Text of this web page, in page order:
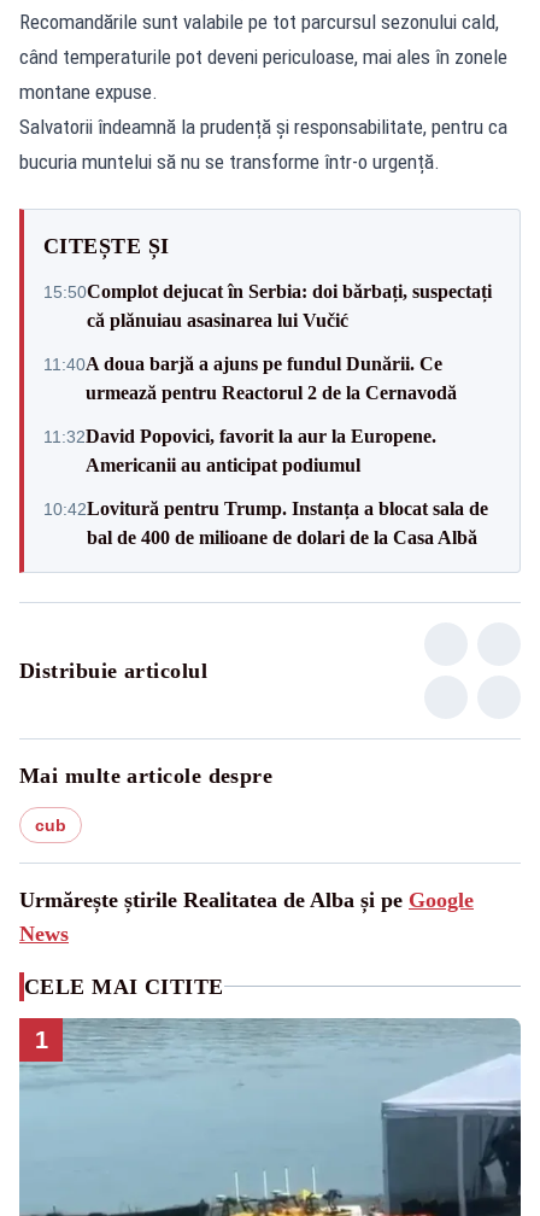
Recomandările sunt valabile pe tot parcursul sezonului cald,
când temperaturile pot deveni periculoase, mai ales în zonele
montane expuse.
Salvatorii îndeamnă la prudență și responsabilitate, pentru ca
bucuria muntelui să nu se transforme într-o urgență.
CITEȘTE ȘI
15:50Complot dejucat în Serbia: doi bărbați, suspectați
că plănuiau asasinarea lui Vučić
11:40A doua barjă a ajuns pe fundul Dunării. Ce
urmează pentru Reactorul 2 de la Cernavodă
11:32David Popovici, favorit la aur la Europene.
Americanii au anticipat podiumul
10:42Lovitură pentru Trump. Instanța a blocat sala de
bal de 400 de milioane de dolari de la Casa Albă
Distribuie articolul
Mai multe articole despre
cub
Urmărește știrile Realitatea de Alba și pe Google
News
CELE MAI CITITE
1